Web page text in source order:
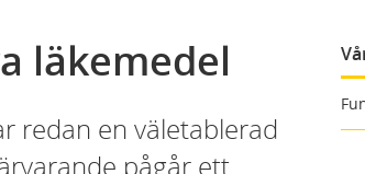
läkemedel
redan en väletablerad
pågår ett